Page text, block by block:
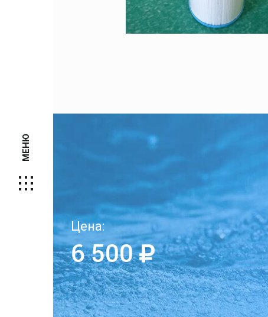
МЕНЮ
Цена:
6 500